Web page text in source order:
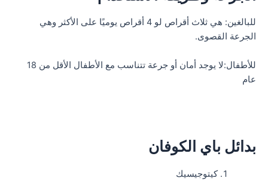
للبالغين: هي ثلاث أقراص لو 4 أقراص يوميًا على الأكثر وهي
الجرعة القصوى.
للأطفال:لا يوجد أمان أو جرعة تتناسب مع الأطفال الأقل من 18
عام
بدائل باي الكوفان
كيتوجيسيك